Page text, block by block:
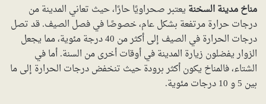
مناخ مدينة السخنة يعتبر صحراويًا حارًا، حيث تعاني المدينة من
درجات حرارة مرتفعة بشكل عام، خصوصًا في فصل الصيف. قد تصل
درجات الحرارة في الصيف إلى أكثر من 40 درجة مئوية، مما يجعل
الزوار يفضلون زيارة المدينة في أوقات أخرى من السنة. أما في
الشتاء، فالمناخ يكون أكثر برودة حيث تنخفض درجات الحرارة إلى ما
بين 5 و 10 درجات مئوية.